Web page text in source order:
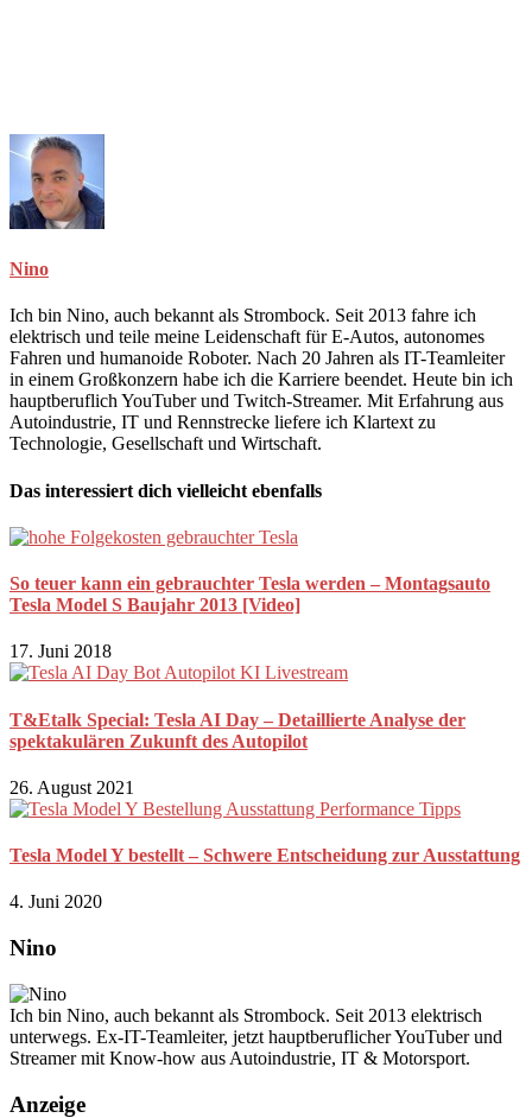
Nino
Ich bin Nino, auch bekannt als Strombock. Seit 2013 fahre ich
elektrisch und teile meine Leidenschaft für E-Autos, autonomes
Fahren und humanoide Roboter. Nach 20 Jahren als IT-Teamleiter
in einem Großkonzern habe ich die Karriere beendet. Heute bin ich
hauptberuflich YouTuber und Twitch-Streamer. Mit Erfahrung aus
Autoindustrie, IT und Rennstrecke liefere ich Klartext zu
Technologie, Gesellschaft und Wirtschaft.
Das interessiert dich vielleicht ebenfalls
So teuer kann ein gebrauchter Tesla werden – Montagsauto
Tesla Model S Baujahr 2013 [Video]
17. Juni 2018
T&Etalk Special: Tesla AI Day – Detaillierte Analyse der
spektakulären Zukunft des Autopilot
26. August 2021
Tesla Model Y bestellt – Schwere Entscheidung zur Ausstattung
4. Juni 2020
Nino
Ich bin Nino, auch bekannt als Strombock. Seit 2013 elektrisch
unterwegs. Ex-IT-Teamleiter, jetzt hauptberuflicher YouTuber und
Streamer mit Know-how aus Autoindustrie, IT & Motorsport.
Anzeige